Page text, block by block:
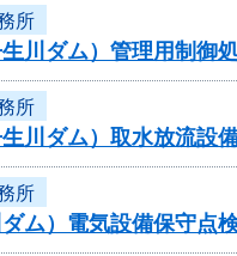
所
川ダム）管理用制御
所
川ダム）取水放流設
所
ム）電気設備保守点